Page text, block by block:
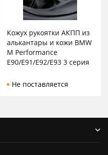
Кожух рукоятки АКПП из
алькантары и кожи BMW
M Performance
E90/E91/E92/E93 3 серия
Не поставляется